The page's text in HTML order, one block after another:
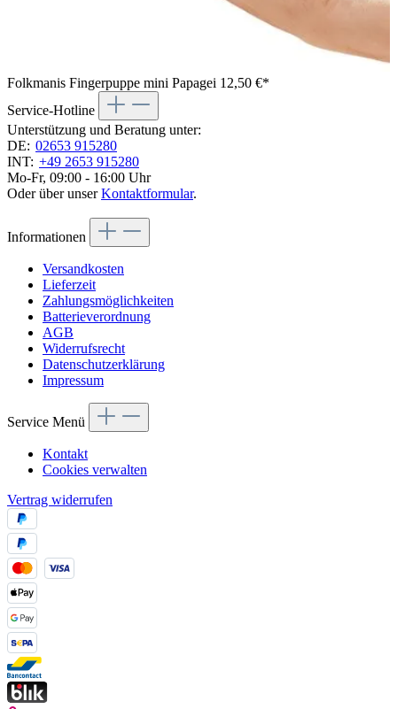
Folkmanis Fingerpuppe mini Papagei 12,50 €*
Service-Hotline
Unterstützung und Beratung unter:
DE: 02653 915280
INT: +49 2653 915280
Mo-Fr, 09:00 - 16:00 Uhr
Oder über unserKontaktformular.
Informationen
Versandkosten
Lieferzeit
Zahlungsmöglichkeiten
Batterieverordnung
AGB
Widerrufsrecht
Datenschutzerklärung
Impressum
Service Menü
Kontakt
Cookies verwalten
Vertrag widerrufen